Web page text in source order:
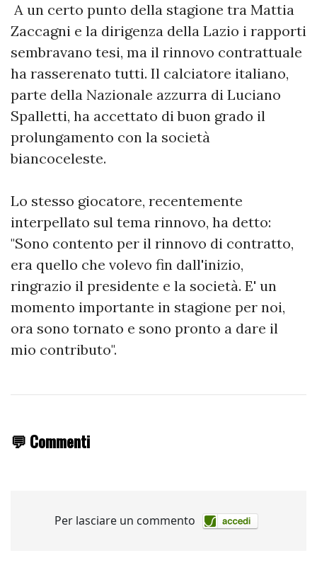
A un certo punto della stagione tra Mattia
Zaccagni e la dirigenza della Lazio i rapporti
sembravano tesi, ma il rinnovo contrattuale
ha rasserenato tutti. Il calciatore italiano,
parte della Nazionale azzurra di Luciano
Spalletti, ha accettato di buon grado il
prolungamento con la società
biancoceleste.
Lo stesso giocatore, recentemente
interpellato sul tema rinnovo, ha detto:
"Sono contento per il rinnovo di contratto,
era quello che volevo fin dall'inizio,
ringrazio il presidente e la società. E' un
momento importante in stagione per noi,
ora sono tornato e sono pronto a dare il
mio contributo".
💬 Commenti